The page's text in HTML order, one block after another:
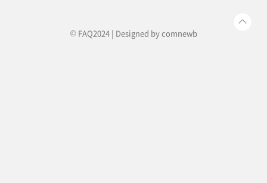
© FAQ2024 | Designed bycomnewb